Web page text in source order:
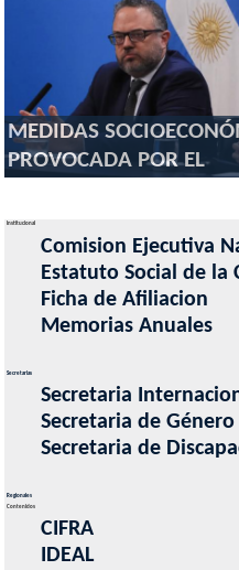
MEDIDAS
PROVOCADA POR EL
Institucional
Comision Ejecutiva
Estatuto Social de la
Ficha de Afiliacion
Memorias Anuales
Secretarias
Secretaria
Secretaria de Género
Secretaria de
Regionales
Contenidos
CIFRA
IDEAL